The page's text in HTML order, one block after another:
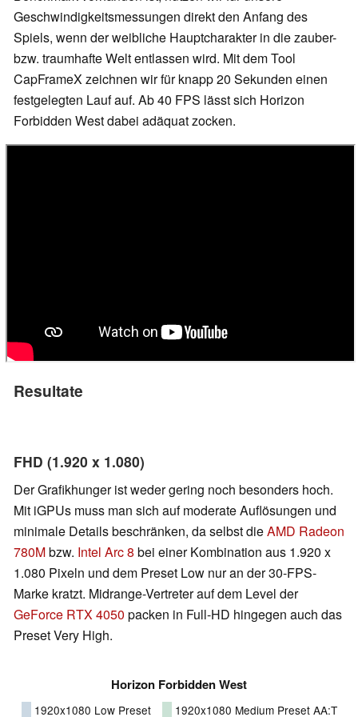
Geschwindigkeitsmessungen direkt den Anfang des
Spiels, wenn der weibliche Hauptcharakter in die zauber-
bzw. traumhafte Welt entlassen wird. Mit dem Tool
CapFrameX zeichnen wir für knapp 20 Sekunden einen
festgelegten Lauf auf. Ab 40 FPS lässt sich Horizon
Forbidden West dabei adäquat zocken.
Resultate
FHD (1.920 x 1.080)
Der Grafikhunger ist weder gering noch besonders hoch.
Mit iGPUs muss man sich auf moderate Auflösungen und
minimale Details beschränken, da selbst dieAMD Radeon
780Mbzw. Intel Arc 8 bei einer Kombination aus 1.920 x
1.080 Pixeln und dem Preset Low nur an der 30-FPS-
Marke kratzt. Midrange-Vertreter auf dem Level der
GeForce RTX 4050 packen in Full-HD hingegen auch das
Preset Very High.
Horizon Forbidden West
1920x1080 Low Preset 1920x1080 Medium Preset AA:T